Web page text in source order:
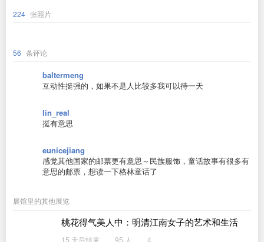
224 张照片
56 条评论
baltermeng
互动性挺强的，如果不是人比较多我可以待一天
lin_real
挺有意思
eunicejiang
感觉其他国家的邮票更有意思～民族服饰，童话故事有很多有
意思的邮票，想读一下格林童话了
展馆里的其他展览
桃花得气美人中：明清江南女子的艺术和生活
15 天后结束 95 人
4